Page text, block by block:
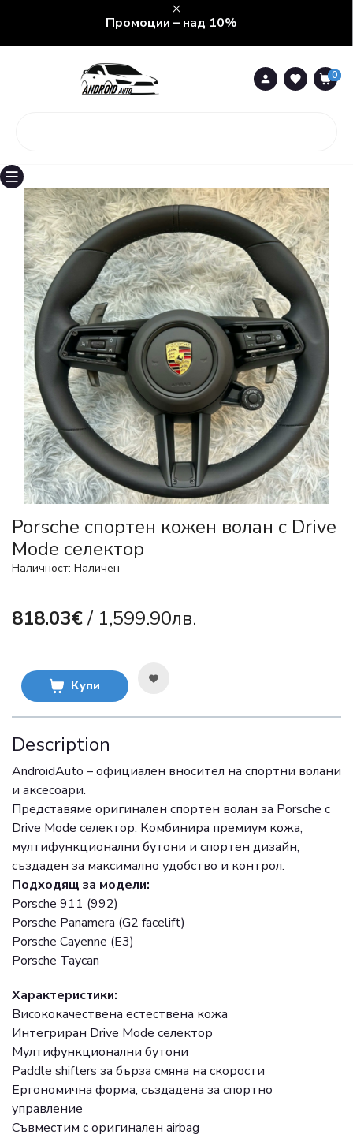
Промоции – над 10%
0
0
Porsche спортен кожен волан с Drive
Mode селектор
Наличност: Наличен
818.03€/ 1,599.90лв.
Купи
Description
AndroidAuto – официален вносител на спортни волани
и аксесоари.
Представяме оригинален спортен волан за Porsche с
Drive Mode селектор. Комбинира премиум кожа,
мултифункционални бутони и спортен дизайн,
създаден за максимално удобство и контрол.
Подходящ за модели:
Porsche 911 (992)
Porsche Panamera (G2 facelift)
Porsche Cayenne (E3)
Porsche Taycan
Характеристики:
Висококачествена естествена кожа
Интегриран Drive Mode селектор
Мултифункционални бутони
Paddle shifters за бърза смяна на скорости
Ергономична форма, създадена за спортно
управление
Съвместим с оригинален airbag